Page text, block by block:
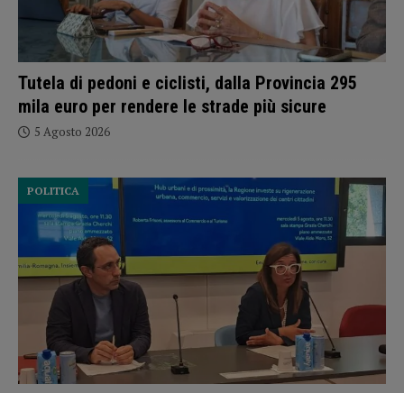
Tutela di pedoni e ciclisti, dalla Provincia 295
mila euro per rendere le strade più sicure
5 Agosto 2026
POLITICA